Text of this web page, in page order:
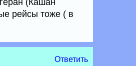
(Кашан
рейсы тоже ( в
Ответить